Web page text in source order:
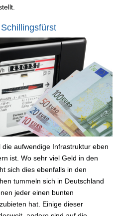
aufwendige Infrastruktur eben
ist. Wo sehr viel Geld in den
sich dies ebenfalls in den
tummeln sich in Deutschland
jeder einen bunten
hat. Einige dieser